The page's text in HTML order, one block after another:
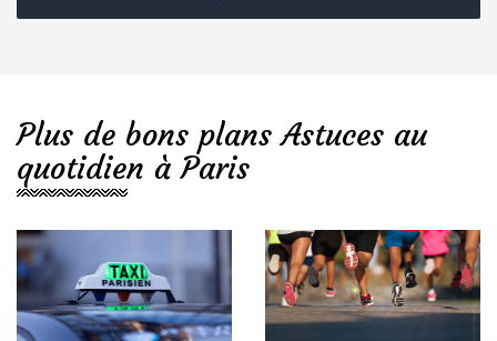
Plus de bons plans Astuces au
quotidien à Paris